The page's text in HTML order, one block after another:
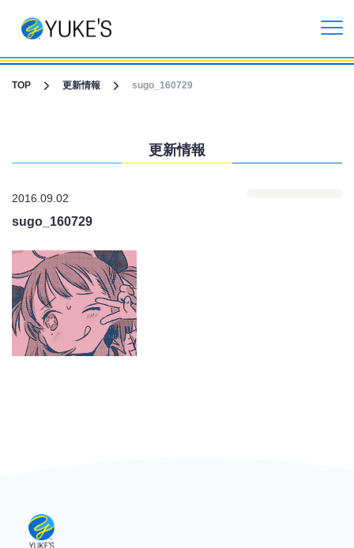
更新情報
CGライブ・XRメタバース制作
受託開発事業
リクルート情報
TOP 更新情報 sugo_160729
更新情報
2016.09.02
sugo_160729